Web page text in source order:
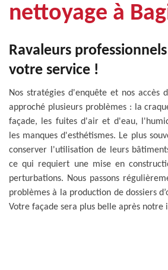
nettoyage à
Ravaleurs
votre service !
Nos stratégies d'enquête et nos accès
approché plusieurs problèmes : la
façade, les fuites d'air et d'eau,
les manques d'esthétismes. Le plus
conserver l'utilisation de leurs
ce qui requiert une mise en
perturbations. Nous passons
problèmes à la production de dossiers
Votre façade sera plus belle après notre